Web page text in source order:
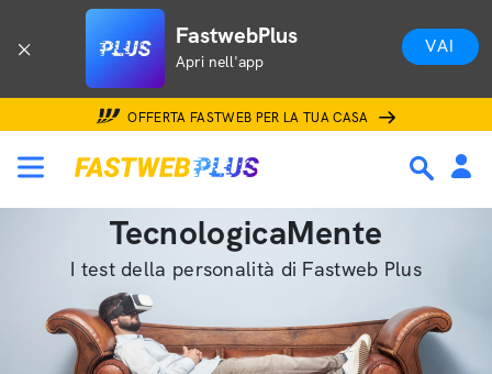
FastwebPlus
Apri nell'app
VAI
OFFERTA FASTWEB PER LA TUA CASA
TecnologicaMente
I test della personalità di Fastweb Plus